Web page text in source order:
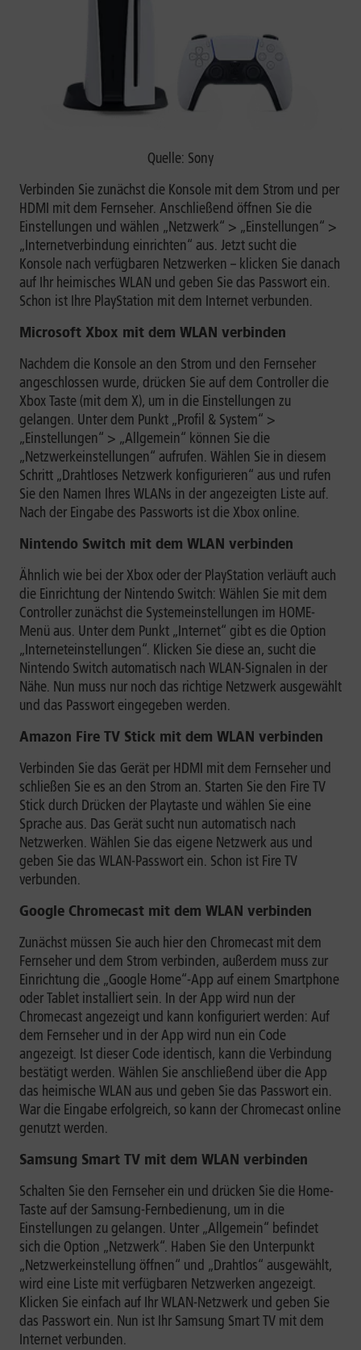
Quelle: Sony
Verbinden Sie zunächst die Konsole mit dem Strom und per
HDMI mit dem Fernseher. Anschließend öffnen Sie die
Einstellungen und wählen „Netzwerk“ > „Einstellungen“ >
„Internetverbindung einrichten“ aus. Jetzt sucht die
Konsole nach verfügbaren Netzwerken – klicken Sie danach
auf Ihr heimisches WLAN und geben Sie das Passwort ein.
Schon ist Ihre PlayStation mit dem Internet verbunden.
Microsoft Xbox mit dem WLAN verbinden
Nachdem die Konsole an den Strom und den Fernseher
angeschlossen wurde, drücken Sie auf dem Controller die
Xbox Taste (mit dem X), um in die Einstellungen zu
gelangen. Unter dem Punkt „Profil & System“ >
„Einstellungen“ > „Allgemein“ können Sie die
„Netzwerkeinstellungen“ aufrufen. Wählen Sie in diesem
Schritt „Drahtloses Netzwerk konfigurieren“ aus und rufen
Sie den Namen Ihres WLANs in der angezeigten Liste auf.
Nach der Eingabe des Passworts ist die Xbox online.
Nintendo Switch mit dem WLAN verbinden
Ähnlich wie bei der Xbox oder der PlayStation verläuft auch
die Einrichtung der Nintendo Switch: Wählen Sie mit dem
Controller zunächst die Systemeinstellungen im HOME-
Menü aus. Unter dem Punkt „Internet“ gibt es die Option
„Interneteinstellungen“. Klicken Sie diese an, sucht die
Nintendo Switch automatisch nach WLAN-Signalen in der
Nähe. Nun muss nur noch das richtige Netzwerk ausgewählt
und das Passwort eingegeben werden.
Amazon Fire TV Stick mit dem WLAN verbinden
Verbinden Sie das Gerät per HDMI mit dem Fernseher und
schließen Sie es an den Strom an. Starten Sie den Fire TV
Stick durch Drücken der Playtaste und wählen Sie eine
Sprache aus. Das Gerät sucht nun automatisch nach
Netzwerken. Wählen Sie das eigene Netzwerk aus und
geben Sie das WLAN-Passwort ein. Schon ist Fire TV
verbunden.
Google Chromecast mit dem WLAN verbinden
Zunächst müssen Sie auch hier den Chromecast mit dem
Fernseher und dem Strom verbinden, außerdem muss zur
Einrichtung die „Google Home“-App auf einem Smartphone
oder Tablet installiert sein. In der App wird nun der
Chromecast angezeigt und kann konfiguriert werden: Auf
dem Fernseher und in der App wird nun ein Code
angezeigt. Ist dieser Code identisch, kann die Verbindung
bestätigt werden. Wählen Sie anschließend über die App
das heimische WLAN aus und geben Sie das Passwort ein.
War die Eingabe erfolgreich, so kann der Chromecast online
genutzt werden.
Samsung Smart TV mit dem WLAN verbinden
Schalten Sie den Fernseher ein und drücken Sie die Home-
Taste auf der Samsung-Fernbedienung, um in die
Einstellungen zu gelangen. Unter „Allgemein“ befindet
sich die Option „Netzwerk“. Haben Sie den Unterpunkt
„Netzwerkeinstellung öffnen“ und „Drahtlos“ ausgewählt,
wird eine Liste mit verfügbaren Netzwerken angezeigt.
Klicken Sie einfach auf Ihr WLAN-Netzwerk und geben Sie
das Passwort ein. Nun ist Ihr Samsung Smart TV mit dem
Internet verbunden.